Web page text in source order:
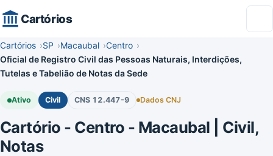
Cartórios
Cartórios SP Macaubal
Centro
Oficial de Registro Civil das Pessoas Naturais, Interdições,
Tutelas e Tabelião de Notas da Sede
Ativo Civil CNS 12.447-9 Dados CNJ
Cartório - Centro - Macaubal | Civil,
Notas